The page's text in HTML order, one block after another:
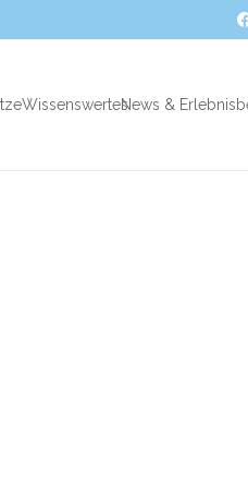
WissenswertesNews &